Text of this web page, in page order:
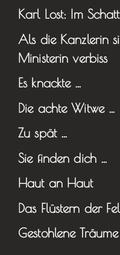
Karl Lost: Im
Als die Kanzlerin
Ministerin verbiss
Es knackte …
Die achte Witwe …
Zu spät …
Sie finden dich …
Haut an Haut
Das Flüstern der
Gestohlene Träume